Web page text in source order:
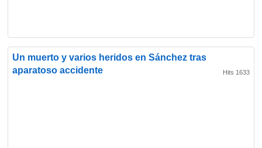
Un muerto y varios heridos en Sánchez tras
aparatoso accidente
Hits 1633